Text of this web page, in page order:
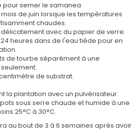
pour semer le samanea
de juin lorsque les températures
chaudes.
avec du papier de verre.
heures dans de l'eau tiède pour en
de tourbe séparément à une
de substrat.
la plantation avec un pulvérisateur.
sous serre chaude et humide à une
25°C à 30°C.
au bout de 3 à 6 semaines après avoir